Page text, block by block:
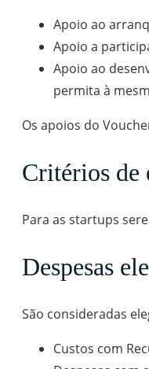
Apoio ao
Apoio a
Apoio ao
permita à
Os apoios do
Critérios de
Para as startups
Despesas
São consideradas
Custos com